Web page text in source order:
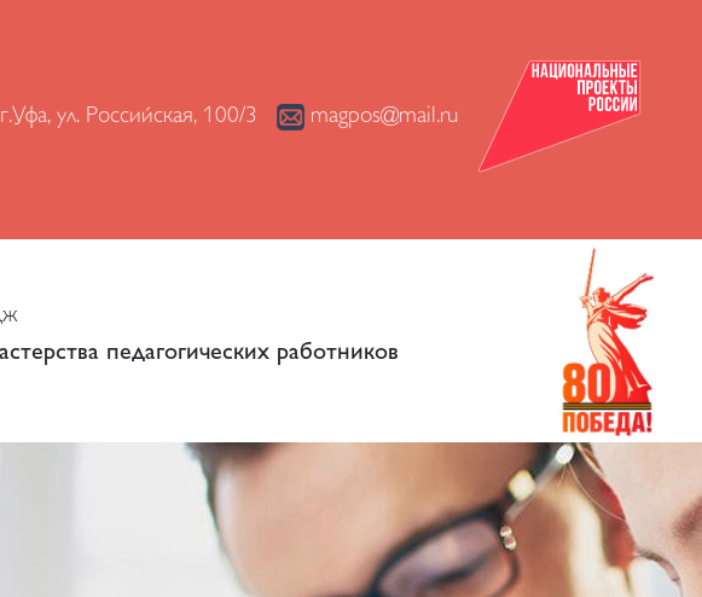
г.Уфа, ул. Российская, 100/3 magpos@mail.ru
педагогических работников